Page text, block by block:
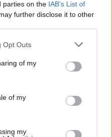
parties on the IAB’s List of
further disclose it to other
Opt Outs
of my
of my
my
00:00:30
r.: dviejų moterų ir
temperatūra kils iki